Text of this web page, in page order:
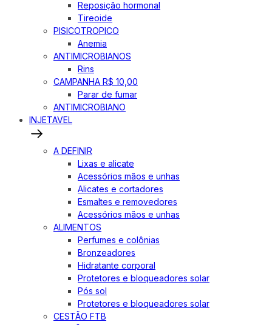
Reposição hormonal
Tireoide
PISICOTROPICO
Anemia
ANTIMICROBIANOS
Rins
CAMPANHA R$ 10,00
Parar de fumar
ANTIMICROBIANO
INJETAVEL
A DEFINIR
Lixas e alicate
Acessórios mãos e unhas
Alicates e cortadores
Esmaltes e removedores
Acessórios mãos e unhas
ALIMENTOS
Perfumes e colônias
Bronzeadores
Hidratante corporal
Protetores e bloqueadores solar
Pós sol
Protetores e bloqueadores solar
CESTÃO FTB